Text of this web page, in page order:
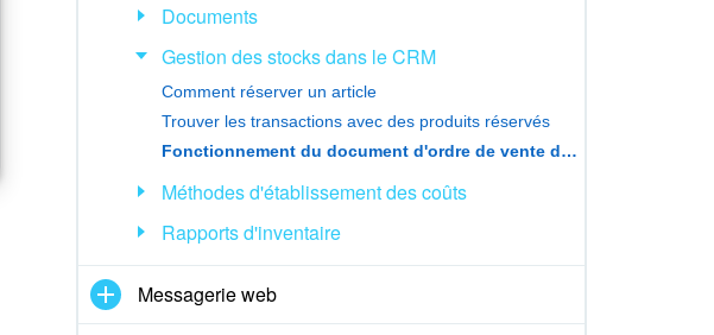
Documents
Gestion des stocks dans le CRM
Comment réserver un article
Trouver les transactions avec des produits réservés
Fonctionnement du document d'ordre de vente dans les transactions
Méthodes d'établissement des coûts
Rapports d'inventaire
Messagerie web